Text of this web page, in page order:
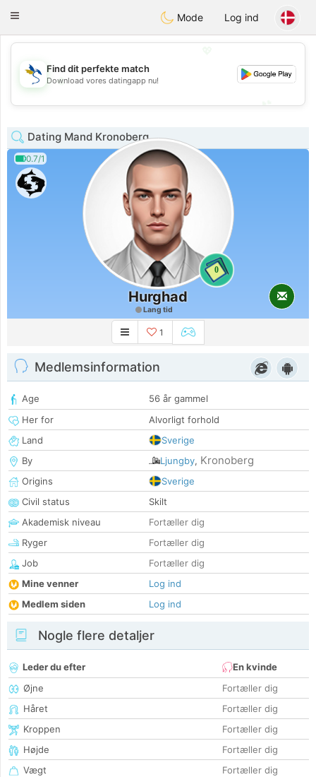
SvenskaDating
Toggle
Mode Log ind
💖
💕
Find dit perfekte match
Download vores datingapp nu!
Dating Mand Kronoberg
0.7/1
0
Hurghad
Lang tid
1
Medlemsinformation
Age
56 år gammel
Her for
Alvorligt forhold
Land
Sverige
By
Ljungby, Kronoberg
Origins
Sverige
Civil status
Skilt
Akademisk niveau
Fortæller dig
Ryger
Fortæller dig
Job
Fortæller dig
Mine venner
Log ind
Medlem siden
Log ind
Nogle flere detaljer
Leder du efter
En kvinde
Øjne
Fortæller dig
Håret
Fortæller dig
Kroppen
Fortæller dig
Højde
Fortæller dig
Vægt
Fortæller dig